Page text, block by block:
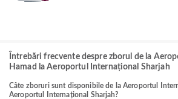
Întrebări frecvente despre zborul de la
Hamad la Aeroportul Internațional Sharjah
Câte zboruri sunt disponibile de la Aeroportul
Aeroportul Internațional Sharjah?